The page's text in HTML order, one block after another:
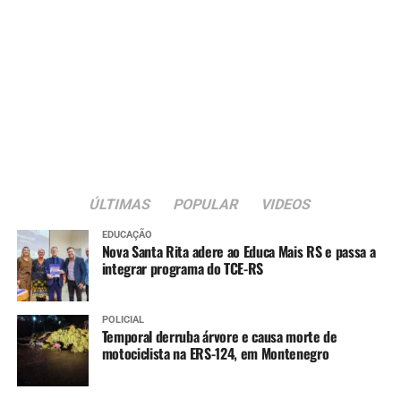
ÚLTIMAS POPULAR VIDEOS
EDUCAÇÃO
Nova Santa Rita adere ao Educa Mais RS e passa a
integrar programa do TCE-RS
POLICIAL
Temporal derruba árvore e causa morte de
motociclista na ERS-124, em Montenegro